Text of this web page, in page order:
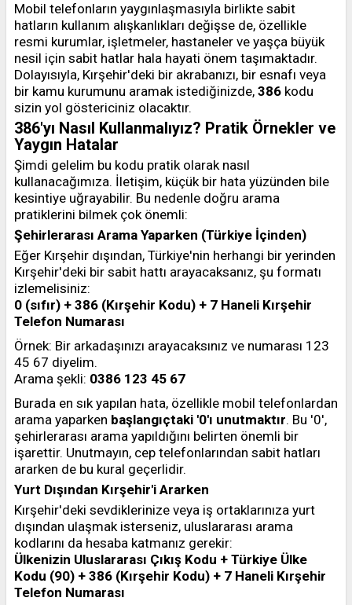
Mobil telefonların yaygınlaşmasıyla birlikte sabit
hatların kullanım alışkanlıkları değişse de, özellikle
resmi kurumlar, işletmeler, hastaneler ve yaşça büyük
nesil için sabit hatlar hala hayati önem taşımaktadır.
Dolayısıyla, Kırşehir'deki bir akrabanızı, bir esnafı veya
bir kamu kurumunu aramak istediğinizde, 386 kodu
sizin yol göstericiniz olacaktır.
386'yı Nasıl Kullanmalıyız? Pratik Örnekler ve
Yaygın Hatalar
Şimdi gelelim bu kodu pratik olarak nasıl
kullanacağımıza. İletişim, küçük bir hata yüzünden bile
kesintiye uğrayabilir. Bu nedenle doğru arama
pratiklerini bilmek çok önemli:
Şehirlerarası Arama Yaparken (Türkiye İçinden)
Eğer Kırşehir dışından, Türkiye'nin herhangi bir yerinden
Kırşehir'deki bir sabit hattı arayacaksanız, şu formatı
izlemelisiniz:
0 (sıfır) + 386 (Kırşehir Kodu) + 7 Haneli Kırşehir
Telefon Numarası
Örnek: Bir arkadaşınızı arayacaksınız ve numarası 123
45 67 diyelim.
Arama şekli: 0386 123 45 67
Burada en sık yapılan hata, özellikle mobil telefonlardan
arama yaparken başlangıçtaki '0'ı unutmaktır. Bu '0',
şehirlerarası arama yapıldığını belirten önemli bir
işarettir. Unutmayın, cep telefonlarından sabit hatları
ararken de bu kural geçerlidir.
Yurt Dışından Kırşehir'i Ararken
Kırşehir'deki sevdiklerinize veya iş ortaklarınıza yurt
dışından ulaşmak isterseniz, uluslararası arama
kodlarını da hesaba katmanız gerekir:
Ülkenizin Uluslararası Çıkış Kodu + Türkiye Ülke
Kodu (90) + 386 (Kırşehir Kodu) + 7 Haneli Kırşehir
Telefon Numarası